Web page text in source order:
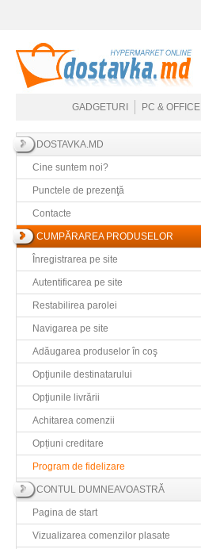
GADGETURI PC & OFFICE
DOSTAVKA.MD
Cine suntem noi?
Punctele de prezenţă
Contacte
CUMPĂRAREA PRODUSELOR
Înregistrarea pe site
Autentificarea pe site
Restabilirea parolei
Navigarea pe site
Adăugarea produselor în coş
Opţiunile destinatarului
Opţiunile livrării
Achitarea comenzii
Opțiuni creditare
Program de fidelizare
CONTUL DUMNEAVOASTRĂ
Pagina de start
Vizualizarea comenzilor plasate